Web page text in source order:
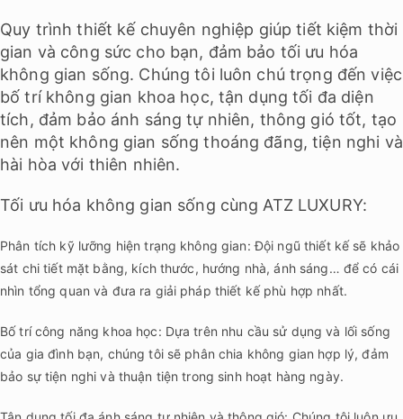
Quy trình thiết kế chuyên nghiệp giúp tiết kiệm thời
gian và công sức cho bạn, đảm bảo tối ưu hóa
không gian sống. Chúng tôi luôn chú trọng đến việc
bố trí không gian khoa học, tận dụng tối đa diện
tích, đảm bảo ánh sáng tự nhiên, thông gió tốt, tạo
nên một không gian sống thoáng đãng, tiện nghi và
hài hòa với thiên nhiên.
Tối ưu hóa không gian sống cùng ATZ LUXURY:
Phân tích kỹ lưỡng hiện trạng không gian: Đội ngũ thiết kế sẽ khảo
sát chi tiết mặt bằng, kích thước, hướng nhà, ánh sáng… để có cái
nhìn tổng quan và đưa ra giải pháp thiết kế phù hợp nhất.
Bố trí công năng khoa học: Dựa trên nhu cầu sử dụng và lối sống
của gia đình bạn, chúng tôi sẽ phân chia không gian hợp lý, đảm
bảo sự tiện nghi và thuận tiện trong sinh hoạt hàng ngày.